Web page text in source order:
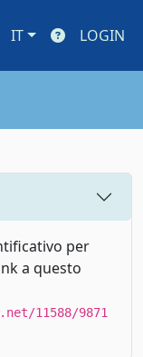
IT LOGIN
per
a questo
11588/9871